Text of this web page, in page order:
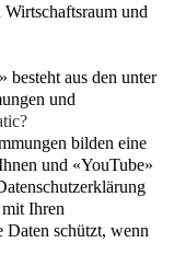
und
besteht aus den unter
und
bilden eine
und «YouTube»
Ihren
Daten schützt, wenn